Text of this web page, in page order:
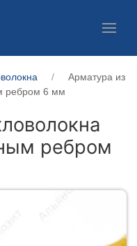
Арматура из
ребром 6 мм
ребром